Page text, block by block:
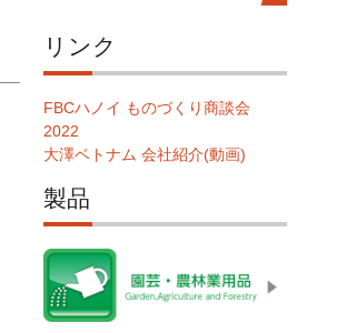
リンク
FBCハノイ ものづくり商談会
2022
大澤ベトナム 会社紹介(動画)
製品